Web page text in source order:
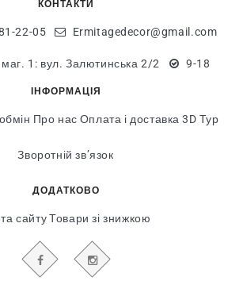
КОНТАКТИ
22-05 Ermitagedecor@gmail.com
маг. 1: вул. Залютинська 2/2 9-18
ІНФОРМАЦІЯ
Про нас Оплата і доставка 3D Тур
Зворотній зв’язок
ДОДАТКОВО
сайту Товари зі знижкою